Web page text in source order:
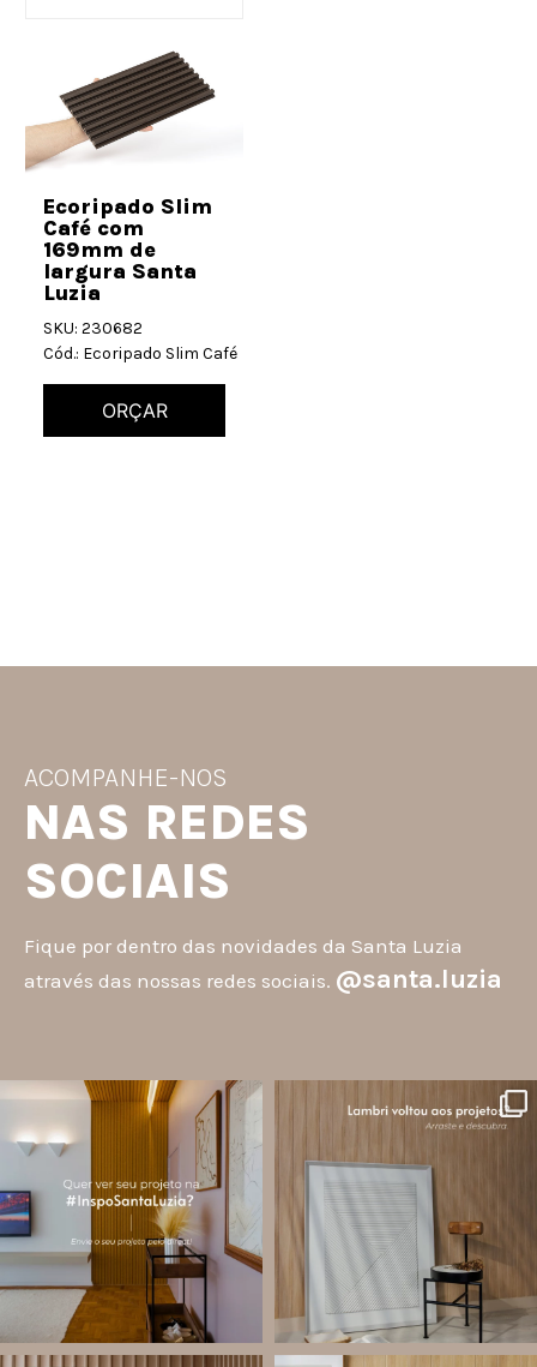
Ecoripado Slim
Café com
169mm de
largura Santa
Luzia
SKU: 230682
Cód.: Ecoripado Slim Café
ORÇAR
ACOMPANHE-NOS
NAS REDES
SOCIAIS
Fique por dentro das novidades da Santa Luzia
através das nossas redes sociais. @santa.luzia
santa.luzia
A #InspoSantaLuzia é um espaço
criado para divulgar projetos que
utilizam produtos Santa Luzia e
valorizar o trabalho de arquitetos,
designers de...
Jul 28
14 0
O lambri é um revestimento versátil
painéis decorativos e diversas
composições para valorizar o
Jul 27
87 8